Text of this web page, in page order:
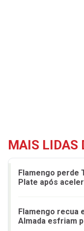
MAIS LIDAS
Flamengo perde
Plate após
Flamengo recua
Almada esfriam